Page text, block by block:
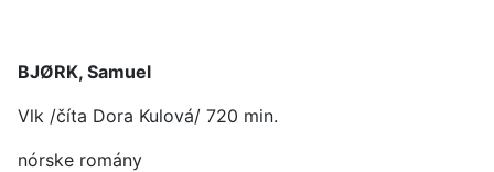
BJØRK, Samuel
Vlk /číta Dora Kulová/ 720 min.
nórske romány